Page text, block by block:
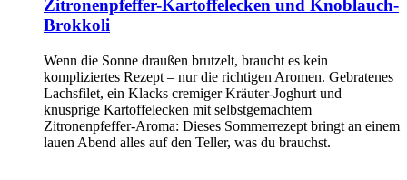
Zitronenpfeffer-Kartoffelecken und Knoblauch-
Brokkoli
Wenn die Sonne draußen brutzelt, braucht es kein
kompliziertes Rezept – nur die richtigen Aromen. Gebratenes
Lachsfilet, ein Klacks cremiger Kräuter-Joghurt und
knusprige Kartoffelecken mit selbstgemachtem
Zitronenpfeffer-Aroma: Dieses Sommerrezept bringt an einem
lauen Abend alles auf den Teller, was du brauchst.